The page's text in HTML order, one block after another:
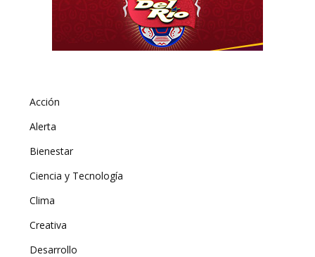
Acción
Alerta
Bienestar
Ciencia y Tecnología
Clima
Creativa
Desarrollo